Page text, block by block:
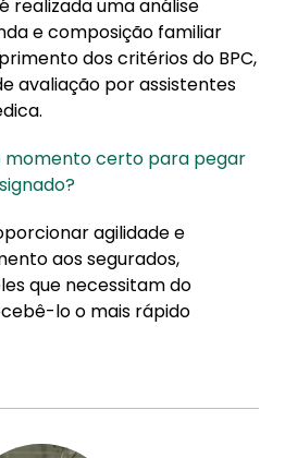
realizada uma análise
e composição familiar
dos critérios do BPC,
avaliação por assistentes
momento certo para pegar
agilidade e
aos segurados,
que necessitam do
lo o mais rápido